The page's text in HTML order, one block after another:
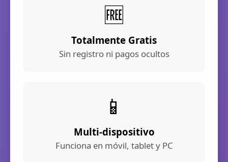
🆓
Totalmente Gratis
Sin registro ni pagos ocultos
📱
Multi-dispositivo
Funciona en móvil, tablet y PC